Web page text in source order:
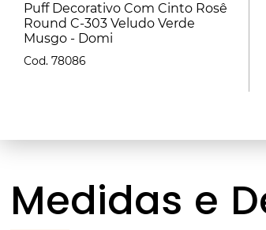
Puff Decorativo Com Cinto Rosê
Round C-303 Veludo Verde
Musgo - Domi
78086
Medidas e